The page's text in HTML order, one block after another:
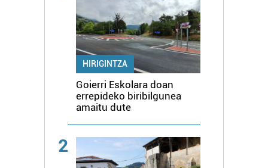
HIRIGINTZA
Goierri Eskolara doan
errepideko biribilgunea
amaitu dute
2